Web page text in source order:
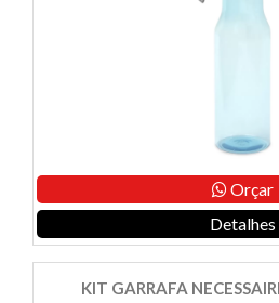
Orçar
Detalhes
KIT GARRAFA